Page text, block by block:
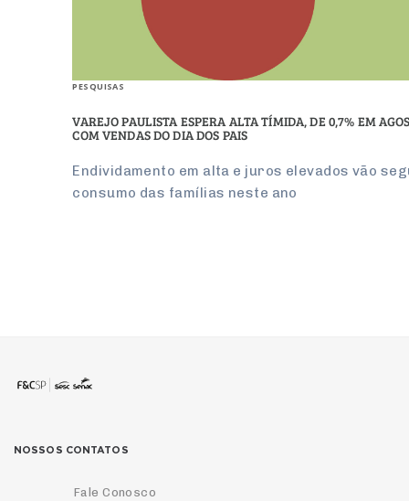
PESQUISAS
VAREJO PAULISTA ESPERA ALTA TÍMIDA, DE 0,7% EM
COM VENDAS DO DIA DOS PAIS
Endividamento em alta e juros elevados vão
consumo das famílias neste ano
NOSSOS CONTATOS
Fale Conosco